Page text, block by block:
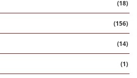
(18)
(156)
(14)
(1)